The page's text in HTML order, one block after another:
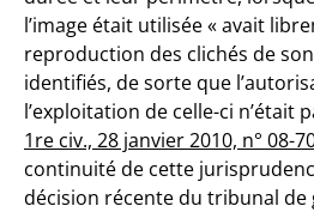
l’image était utilisée « avait
reproduction des clichés de
identifiés, de sorte que
l’exploitation de celle-ci n’était
1re civ., 28 janvier 2010, n° 08-
continuité de cette
décision récente du tribunal de